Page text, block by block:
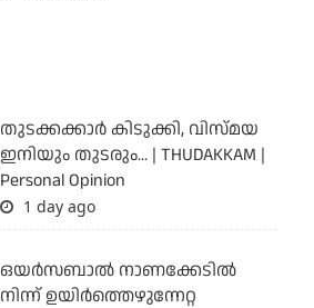
തുടക്കക്കാര്‍ കിടുക്കി, വിസ്മയ
ഇനിയും തുടരും... | THUDAKKAM |
Personal Opinion
1 day ago
ഒയര്‍സബാൽ നാണക്കേടിൽ
നിന്ന് ഉയിർത്തെഴുന്നേറ്റ